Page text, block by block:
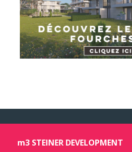
m3 STEINER DEVELOPMENT